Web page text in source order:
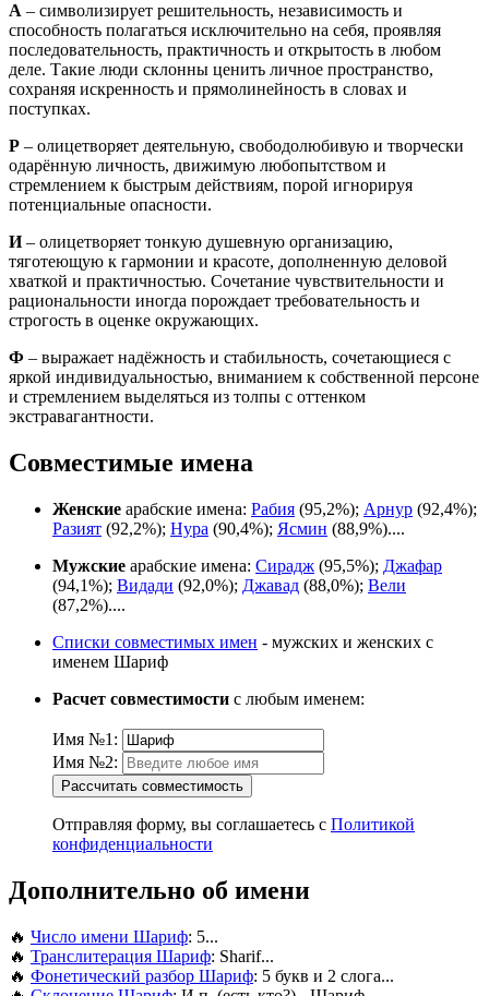
А – символизирует решительность, независимость и
способность полагаться исключительно на себя, проявляя
последовательность, практичность и открытость в любом
деле. Такие люди склонны ценить личное пространство,
сохраняя искренность и прямолинейность в словах и
поступках.
Р – олицетворяет деятельную, свободолюбивую и творчески
одарённую личность, движимую любопытством и
стремлением к быстрым действиям, порой игнорируя
потенциальные опасности.
И– олицетворяет тонкую душевную организацию,
тяготеющую к гармонии и красоте, дополненную деловой
хваткой и практичностью. Сочетание чувствительности и
рациональности иногда порождает требовательность и
строгость в оценке окружающих.
Ф – выражает надёжность и стабильность, сочетающиеся с
яркой индивидуальностью, вниманием к собственной персоне
и стремлением выделяться из толпы с оттенком
экстравагантности.
Совместимые имена
Женские арабские имена: Рабия (95,2%); Арнур (92,4%);
Разият (92,2%); Нура (90,4%); Ясмин (88,9%)....
Мужские арабские имена: Сирадж (95,5%); Джафар
(94,1%); Видади (92,0%); Джавад (88,0%); Вели
(87,2%)....
Списки совместимых имен - мужских и женских с
именем Шариф
Расчет совместимости с любым именем:
Имя №1:
Имя №2:
Рассчитать совместимость
Отправляя форму, вы соглашаетесь с Политикой
конфиденциальности
Дополнительно об имени
🔥 Число имени Шариф: 5...
🔥 Транслитерация Шариф: Sharif...
🔥 Фонетический разбор Шариф: 5 букв и 2 слога...